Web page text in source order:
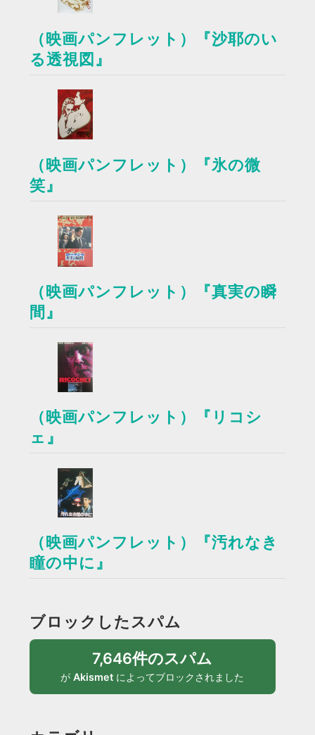
（映画パンフレット）『沙耶のい
る透視図』
（映画パンフレット）『氷の微
笑』
（映画パンフレット）『真実の瞬
間』
（映画パンフレット）『リコシ
ェ』
（映画パンフレット）『汚れなき
瞳の中に』
ブロックしたスパム
7,646件のスパム
がAkismet によってブロックされました